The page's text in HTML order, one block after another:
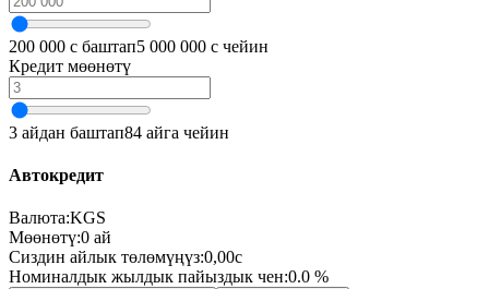
200 000 с баштап5 000 000 с чейин
Кредит мөөнөтү
3 айдан баштап84 айга чейин
Автокредит
Валюта:KGS
Мөөнөтү:0 ай
Сиздин айлык төлөмүңүз:0,00с
Номиналдык жылдык пайыздык чен:0.0 %